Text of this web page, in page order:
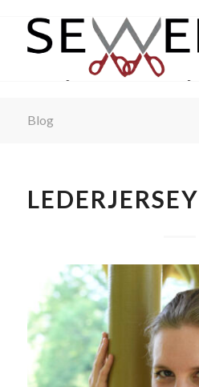
Blog